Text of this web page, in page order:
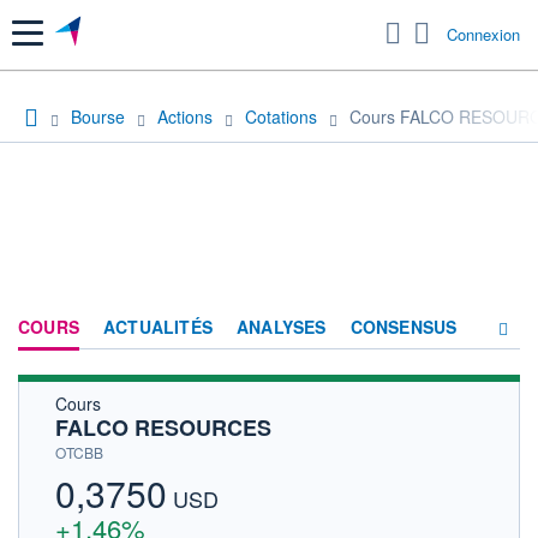
Menu Connexion
Bourse Actions Cotations Cours FALCO
COURS ACTUALITÉS ANALYSES CONSENSUS
Cours
FALCO RESOURCES
OTCBB
0,3750 USD
+1,46%